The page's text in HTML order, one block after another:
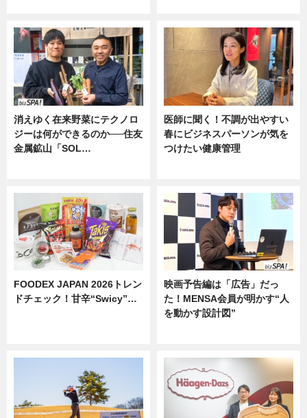
消えゆく在来野菜にテクノロ
ジーは何ができるのか──住友
金属鉱山「SOL…
医師に聞く！不調が出やすい
春にビジネスパーソンが気を
つけたい健康管理
FOODEX JAPAN 2026トレン
ドチェック！甘辛“Swicy”…
映画予告編は「広告」だっ
た！MENSA会員が明かす“人
を動かす設計図”